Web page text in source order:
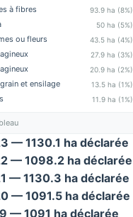
à fibres 93.9 ha (8%)
50 ha (5%)
ou fleurs 43.5 ha (4%)
27.9 ha (3%)
20.9 ha (2%)
et ensilage 13.5 ha (1%)
11.9 ha (1%)
— 1130.1 ha déclarée
— 1098.2 ha déclarée
— 1130.3 ha déclarée
— 1091.5 ha déclarée
— 1091 ha déclarée